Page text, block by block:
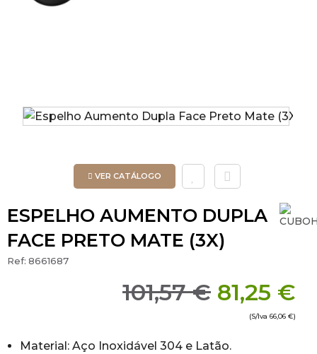
VER CATÁLOGO
ESPELHO AUMENTO DUPLA
FACE PRETO MATE (3X)
Ref: 8661687
101,57 € 81,25 €
(S/Iva 66,06 €)
Material: Aço Inoxidável 304 e Latão.